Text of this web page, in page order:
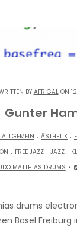
BYAFRIGALON
Gunter
. ÄSTHETIK .
. FREE JAZZ . JAZZ .
MATTHIAS DRUMS
drums
Basel Freiburg